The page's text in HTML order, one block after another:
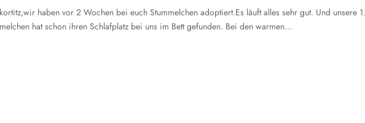
haben vor 2 Wochen bei euch Stummelchen adoptiert.Es läuft alles sehr gut. Und unsere
hat schon ihren Schlafplatz bei uns im Bett gefunden. Bei den warmen...